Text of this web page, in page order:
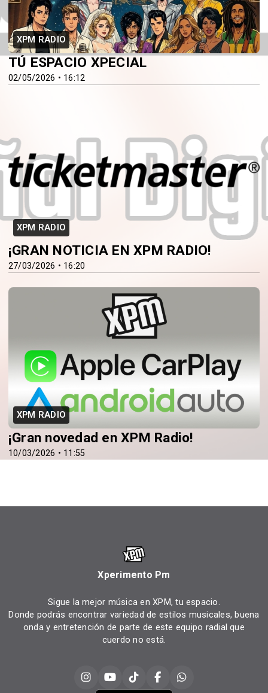
XPM RADIO
02/05/2026 • 16:12
TÚ ESPACIO XPECIAL
XPM RADIO
27/03/2026 • 16:20
¡GRAN NOTICIA EN XPM RADIO!
XPM RADIO
10/03/2026 • 11:55
¡Gran novedad en XPM Radio!
Xperimento Pm
Sigue la mejor música en XPM, tu espacio.
Donde podrás encontrar variedad de estilos musicales, buena
onda y entretención de parte de este equipo radial que
cuerdo no está.